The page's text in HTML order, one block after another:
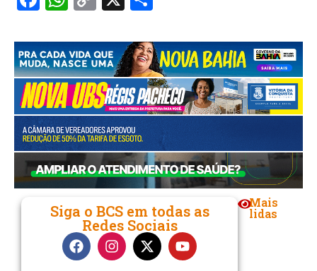
Siga o BCS em todas as
Redes Sociais
Mais
lidas